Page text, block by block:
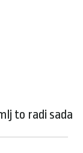
to radi sada